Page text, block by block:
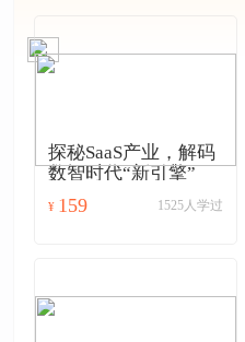
探秘SaaS产业，解码
数智时代“新引擎”
¥ 159 1525人学过